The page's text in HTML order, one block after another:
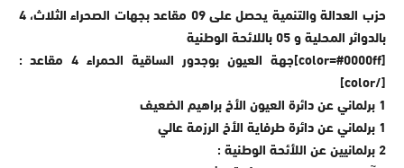
حزب العدالة والتنمية يحصل على 09 مقاعد بجهات الصحراء الثلاث، 4
بالدوائر المحلية و 05 باللائحة الوطنية
[color=#0000ff]جهة العيون بوجدور الساقية الحمراء 4 مقاعد :
[/color]
1 برلماني عن دائرة العيون الأخ براهيم الضعيف
1 برلماني عن دائرة طرفاية الأخ الرزمة عالي
2 برلمانيين عن اللأئحة الوطنية :